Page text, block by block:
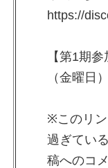
https://
【第1期
（金曜日
※このリ
過ぎてい
稿へのコ